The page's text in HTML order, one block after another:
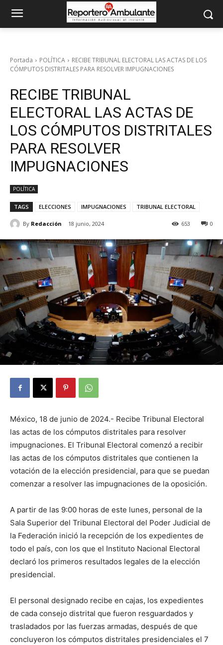
Portada POLÍTICA
RECIBE TRIBUNAL ELECTORAL LAS ACTAS DE LOS
CÓMPUTOS DISTRITALES PARA RESOLVER IMPUGNACIONES
RECIBE TRIBUNAL
ELECTORAL LAS ACTAS DE
LOS CÓMPUTOS DISTRITALES
PARA RESOLVER
IMPUGNACIONES
POLÍTICA
TAGS ELECCIONES IMPUGNACIONES TRIBUNAL ELECTORAL
By Redacción 18 junio, 2024 0
653
México, 18 de junio de 2024.- Recibe Tribunal Electoral
las actas de los cómputos distritales para resolver
impugnaciones. El Tribunal Electoral comenzó a recibir
las actas de los cómputos distritales que contienen la
votación de la elección presidencial, para que se puedan
comenzar a resolver las impugnaciones de la oposición.
A partir de las 9:00 horas de este lunes, personal de la
Sala Superior del Tribunal Electoral del Poder Judicial de
la Federación inició la recepción de los expedientes de
todo el país, con los que el Instituto Nacional Electoral
declaró los primeros resultados legales de la elección
presidencial.
El personal designado recibe en cajas, los expedientes
de cada consejo distrital que fueron resguardados y
trasladados por las fuerzas armadas, después de que
concluyeron los cómputos distritales presidenciales el 7